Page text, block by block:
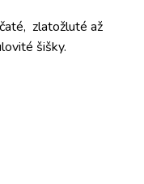
zlatožluté až
šišky.